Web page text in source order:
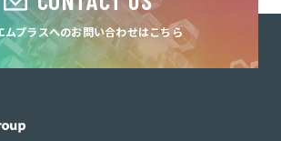
ムプラスへのお問い合わせはこちら